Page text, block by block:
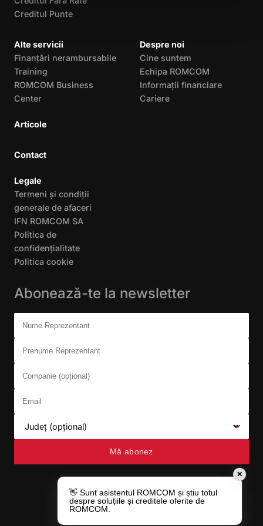
Creditul Punte
Alte servicii
Finanțări nerambursabile
Training
ROMCOM Business
Center
Articole
Despre noi
Cine suntem
Echipa ROMCOM
Informații financiare
Cariere
Contact
Legale
Termeni și condiții
generale de afaceri
IFN ROMCOM SA
Politica de
confidențialitate
Politica cookie
Abonează-te la newsletter
Don't fill this out:
Nume Reprezentant
Prenume Reprezentant
Companie (opțional)
Email
Județ (opțional)
Mă abonez
✕
👋 Sunt asistentul ROMCOM și știu totul
despre soluțiile și creditele oferite de
ROMCOM.